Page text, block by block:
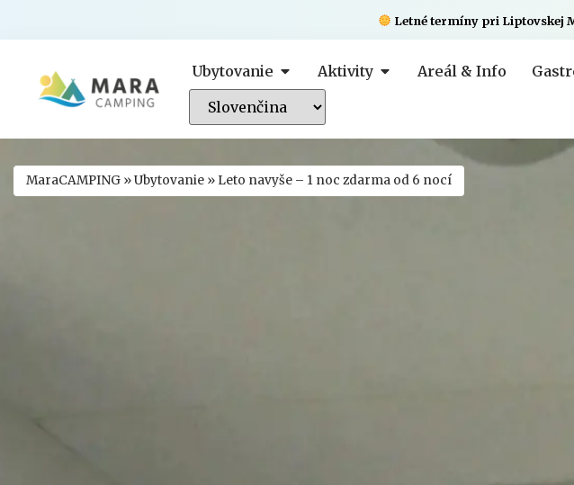
Letné termíny pri Liptovskej
Ubytovanie Aktivity Areál & Info
MaraCAMPING »Ubytovanie » Leto navyše – 1 noc zdarma od 6 nocí